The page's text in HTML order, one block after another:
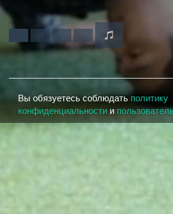
Вы обязуетесь соблюдатьполитику
конфиденциальностии